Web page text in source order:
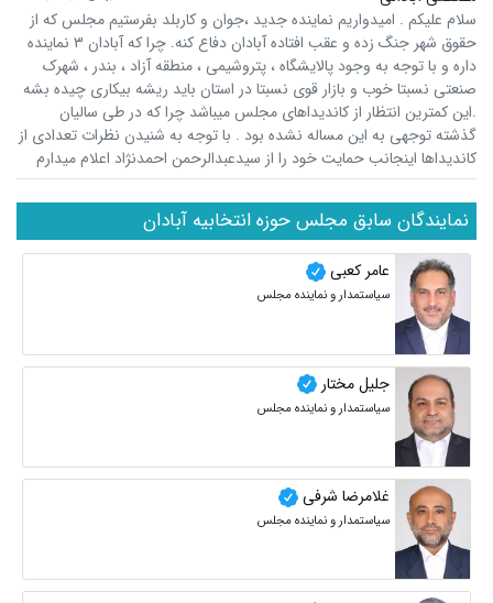
سلام علیکم . امیدواریم نماینده جدید ،جوان و کاربلد بفرستیم مجلس که از
حقوق شهر جنگ زده و عقب افتاده آبادان دفاع کنه. چرا که آبادان ۳ نماینده
داره و با توجه به وجود پالایشگاه ، پتروشیمی ، منطقه آزاد ، بندر ، شهرک
صنعتی نسبتا خوب و بازار قوی نسبتا در استان باید ریشه بیکاری چیده بشه
.این کمترین انتظار از کاندیداهای مجلس میباشد چرا که در طی سالیان
گذشته توجهی به این مساله نشده بود . با توجه به شنیدن نظرات تعدادی از
کاندیداها اینجانب حمایت خود را از سیدعبدالرحمن احمدنژاد اعلام میدارم
نمایندگان سابق مجلس حوزه انتخابیه آبادان
عامر کعبی
سیاستمدار و نماینده مجلس
جلیل مختار
سیاستمدار و نماینده مجلس
غلامرضا شرفی
سیاستمدار و نماینده مجلس